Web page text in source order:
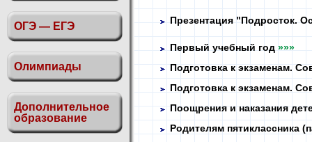
ОГЭ — ЕГЭ
Олимпиады
Дополнительное
образование
Презентация "Подросток.
Первый учебный год »»»
Подготовка к экзаменам.
Подготовка к экзаменам.
Поощрения и наказания
Родителям пятиклассника